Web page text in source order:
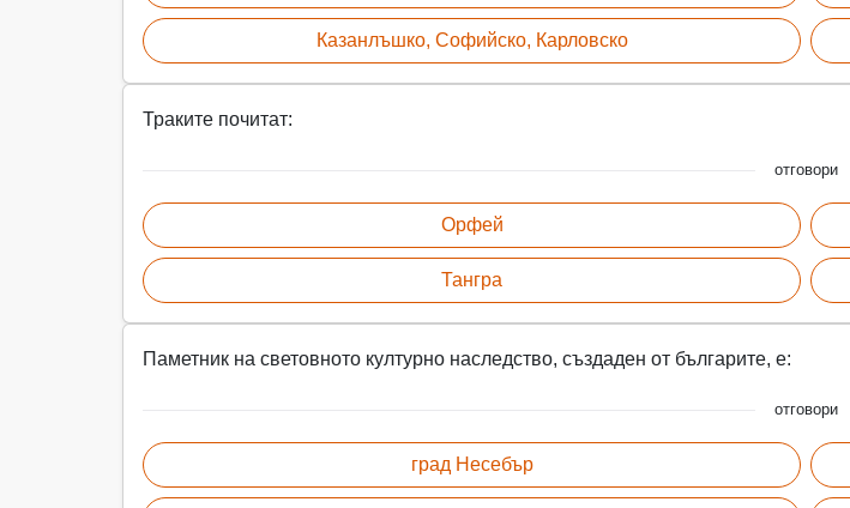
Казанлъшко, Софийско, Карловско
Траките почитат:
отговори
Орфей
Тангра
Паметник на световното културно наследство, създаден от българите, е:
отговори
град Несебър